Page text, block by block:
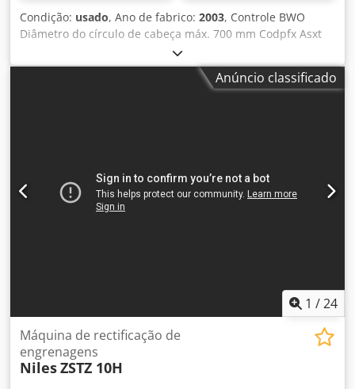
Condição: usado, Ano de fabrico: 2003, Controle BWO
Diâmetro do círculo de cabeça máx. 700 mm Codpfx Asxt
Ur Sekcjrf Diâmetro do círculo de pé mín. 50 mm Altura do
perfil máx. 35 mm Velocidade do fuso 0 - 5400 rpm
Capacidade máxima da mesa 500 kg Dimensões da
Acessórios: Rebolos Ø400mm incluídos Flanges dos
rebolos 1 rolo diamantado Fabr. Dr. Kaiser Ø160mm
Contra ponta Armário de comando: Largura 70cm x
Anúncio classificado
1 /24
Máquina de rectificação de
engrenagens
NilesZSTZ 10H